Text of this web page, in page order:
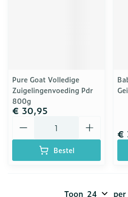
Pure Goat Volledige
Zuigelingenvoeding Pdr
800g
€ 30,95
Bestel
€
Toon